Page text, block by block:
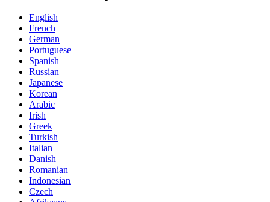
English
French
German
Portuguese
Spanish
Russian
Japanese
Korean
Arabic
Irish
Greek
Turkish
Italian
Danish
Romanian
Indonesian
Czech